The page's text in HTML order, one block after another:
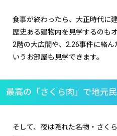
食事が終わったら、大正時代に
歴史ある建物内を見学するのもオ
2階の大広間や、2.26事件に絡
いうお部屋も見学できます。
最高の「さくら肉」で地元
そして、夜は隠れた名物・さく